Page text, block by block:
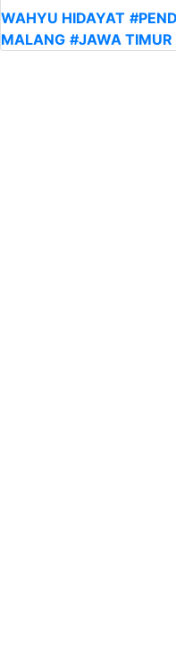
WAHYU HIDAYAT
MALANG #JAWA TIMUR